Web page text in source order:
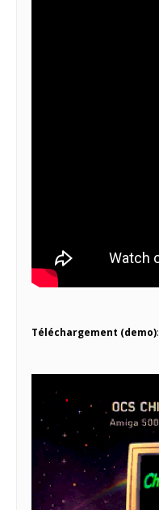
Téléchargement (demo):